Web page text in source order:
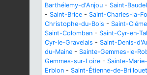
Barthélemy-d'Anjou - Saint-
- Saint-Brice - Saint-Charles-la-
Christophe-du-Bois - Saint-
Saint-Colomban - Saint-Cyr-en-
Cyr-le-Gravelais - Saint-Denis-
du-Maine - Sainte-Gemmes-le-
Gemmes-sur-Loire - Sainte-
Erblon - Saint-Étienne-de-Brillouet